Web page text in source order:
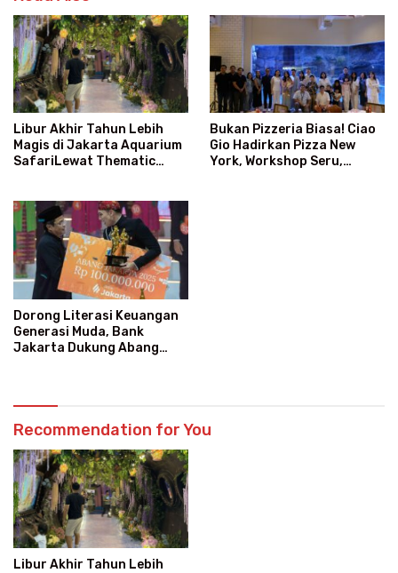
Libur Akhir Tahun Lebih
Magis di Jakarta Aquarium
SafariLewat Thematic
Bukan Pizzeria Biasa! Ciao
Gio Hadirkan Pizza New
York, Workshop Seru,
Dorong Literasi Keuangan
Generasi Muda, Bank
Jakarta Dukung Abang
Recommendation for You
Libur Akhir Tahun Lebih